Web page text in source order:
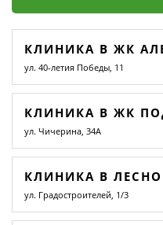
КЛИНИКА В ЖК
ул. 40-летия Победы, 11
КЛИНИКА В ЖК
ул. Чичерина, 34А
КЛИНИКА В
ул. Градостроителей, 1/3